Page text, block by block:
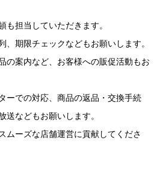
も担当していただきます。
、期限チェックなどもお願いします。
の案内など、お客様への販促活動もお
ーでの対応、商品の返品・交換手続
送などもお願いします。
ムーズな店舗運営に貢献してくださ